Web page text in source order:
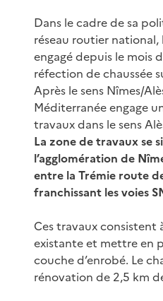
Dans le cadre de sa
réseau routier national,
engagé depuis le mois
réfection de chaussée
Après le sens Nîmes/
Méditerranée engage
travaux dans le sens
La zone de travaux se
l’agglomération de
entre la Trémie route
franchissant les voies
Ces travaux consistent
existante et mettre en
couche d’enrobé. Le
rénovation de 2,5 km